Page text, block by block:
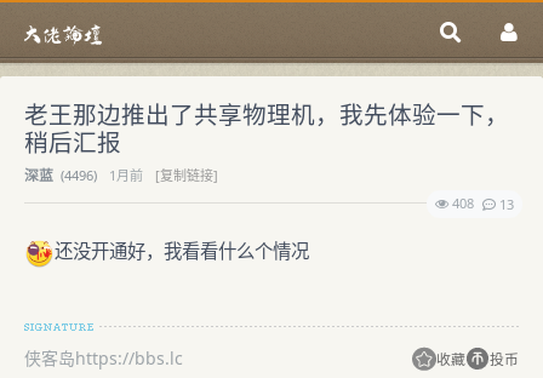
老王那边推出了共享物理机，我先体验一下，
稍后汇报
深蓝 (4496) 1月前
[复制链接]
408
13
还没开通好，我看看什么个情况
侠客岛https://bbs.lc 收藏 投币